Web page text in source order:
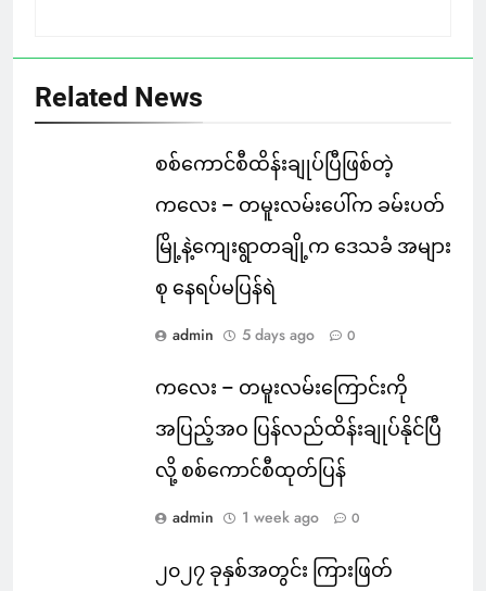
Related News
စစ်ကောင်စီထိန်းချုပ်ပြီဖြစ်တဲ့
ကလေး – တမူးလမ်းပေါ်က ခမ်းပတ်
မြို့နဲ့ကျေးရွာတချို့က ဒေသခံ အများ
စု နေရပ်မပြန်ရဲ
admin 5 days ago 0
ကလေး – တမူးလမ်းကြောင်းကို
အပြည့်အဝ ပြန်လည်ထိန်းချုပ်နိုင်ပြီ
လို့ စစ်ကောင်စီထုတ်ပြန်
admin 1 week ago 0
၂၀၂၇ ခုနှစ်အတွင်း ကြားဖြတ်